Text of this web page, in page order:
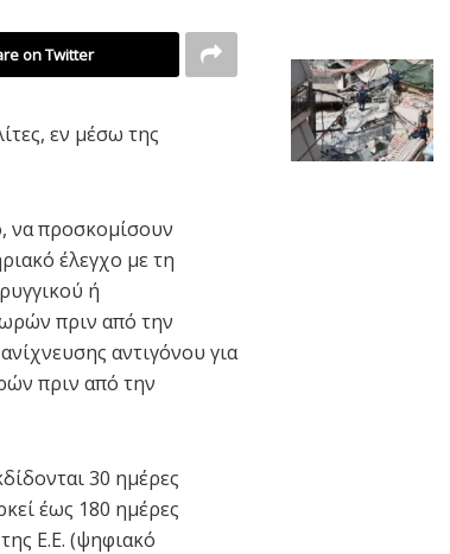
on Twitter
εν μέσω της
να προσκομίσουν
έλεγχο με τη
ή
πριν από την
αντιγόνου για
πριν από την
30 ημέρες
έως 180 ημέρες
Ε.Ε. (ψηφιακό